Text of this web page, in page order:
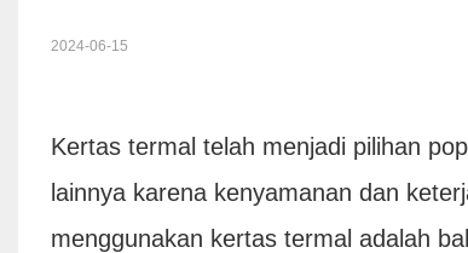
2024-06-15
Kertas termal telah menjadi pilihan
lainnya karena kenyamanan dan
menggunakan kertas termal adalah